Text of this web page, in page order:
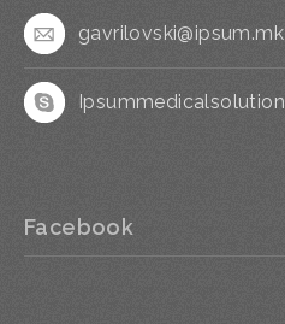
gavrilovski@ipsum.mk
Ipsummedicalsolution
Facebook